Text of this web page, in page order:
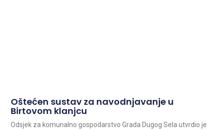
Oštećen sustav za navodnjavanje u
Birtovom klanjcu
Odsjek za komunalno gospodarstvo Grada Dugog Sela utvrdio je